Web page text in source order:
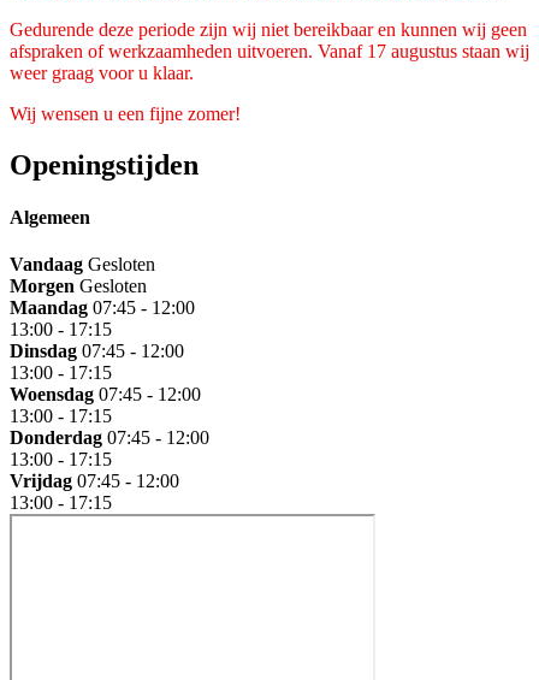
Gedurende deze periode zijn wij niet bereikbaar en kunnen wij geen
afspraken of werkzaamheden uitvoeren. Vanaf 17 augustus staan wij
weer graag voor u klaar.
Wij wensen u een fijne zomer!
Openingstijden
Algemeen
Vandaag Gesloten
Morgen Gesloten
Maandag 07:45 - 12:00
13:00 - 17:15
Dinsdag 07:45 - 12:00
13:00 - 17:15
Woensdag 07:45 - 12:00
13:00 - 17:15
Donderdag 07:45 - 12:00
13:00 - 17:15
Vrijdag 07:45 - 12:00
13:00 - 17:15